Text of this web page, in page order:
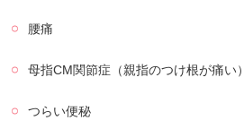
腰痛
母指CM関節症（親指のつけ根が痛い）
つらい便秘